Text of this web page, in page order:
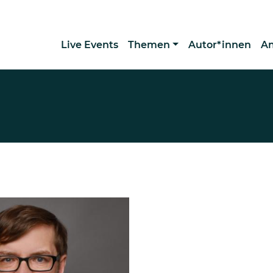
Live Events Themen Autor*innen